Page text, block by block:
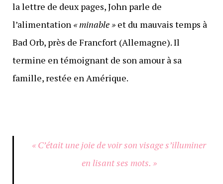
la lettre de deux pages, John parle de
l’alimentation « minable »et du mauvais temps à
Bad Orb, près de Francfort (Allemagne). Il
termine en témoignant de son amour à sa
famille, restée en Amérique.
« C’était une joie de voir son visage s’illuminer
en lisant ses mots. »